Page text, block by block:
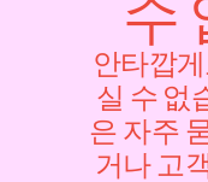
수
안타깝
실 수 없
은 자주
거나 고